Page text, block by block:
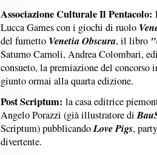
Associazione Culturale Il Pentacolo:
Lucca Games con i giochi di ruolo
del fumetto Venetia Obscura, il libro
Saturno Carnoli, Andrea Colombari,
consueto, la premiazione del concorso
giunto ormai alla quarta edizione.
Post Scriptum: la casa editrice
Angelo Porazzi (già illustratore di
Scriptum) pubblicandoLove Pigs,
divertente.